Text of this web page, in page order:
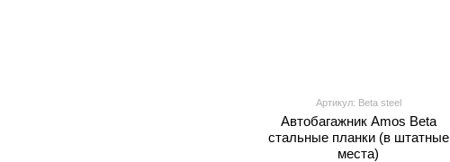
Артикул: Beta steel
Автобагажник Amos Beta
стальные планки (в штатные
места)